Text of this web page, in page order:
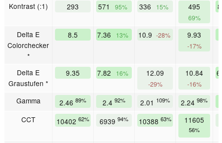
Kontrast (:1) 293 571 95% 336 15% 495
69%
Delta E
Colorchecker
*
8.5 7.36 13% 10.9 -28% 9.93
-17%
Delta E
Graustufen *
9.35 7.82 16% 12.09
-29%
10.84
-16%
Gamma 2.46 89% 2.4 92% 2.01 109% 2.24 98%
CCT
10402 62% 6939 94% 10388 63% 11605
56%